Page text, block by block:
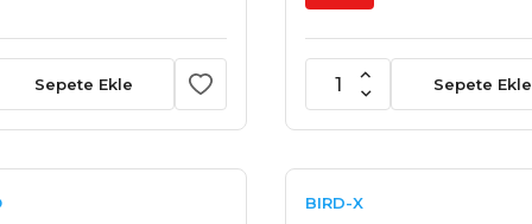
Sepete Ekle Sepete Ekle
BIRD-X